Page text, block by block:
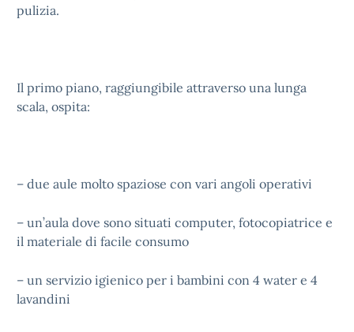
pulizia.
Il primo piano, raggiungibile attraverso una lunga
scala, ospita:
– due aule molto spaziose con vari angoli operativi
– un’aula dove sono situati computer, fotocopiatrice e
il materiale di facile consumo
– un servizio igienico per i bambini con 4 water e 4
lavandini